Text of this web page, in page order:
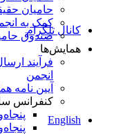
کانال تلگرام
English
حامیان
کمک به
صندوق
همایش‌ها
فرآیند
انجمن
آیین نامه
کنفرانس‌